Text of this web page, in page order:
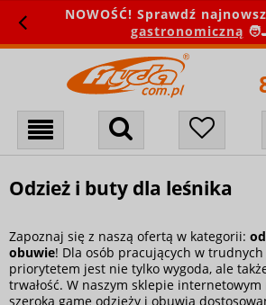
NOWOŚĆ! Sprawdź
gastronomiczną
Odzież i buty dla leśnika
Zapoznaj się z naszą ofertą w kategorii:
obuwie! Dla osób pracujących w
priorytetem jest nie tylko wygoda, ale
trwałość. W naszym sklepie internetowym
szeroką gamę odzieży i obuwia